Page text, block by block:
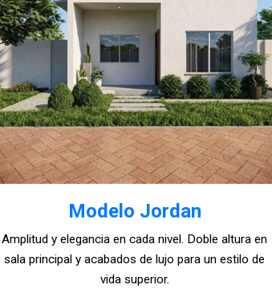
Modelo Jordan
Amplitud y elegancia en cada nivel. Doble altura en
sala principal y acabados de lujo para un estilo de
vida superior.